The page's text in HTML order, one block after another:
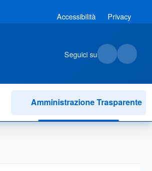
Accessibilità Privacy
Seguici su
Amministrazione Trasparente